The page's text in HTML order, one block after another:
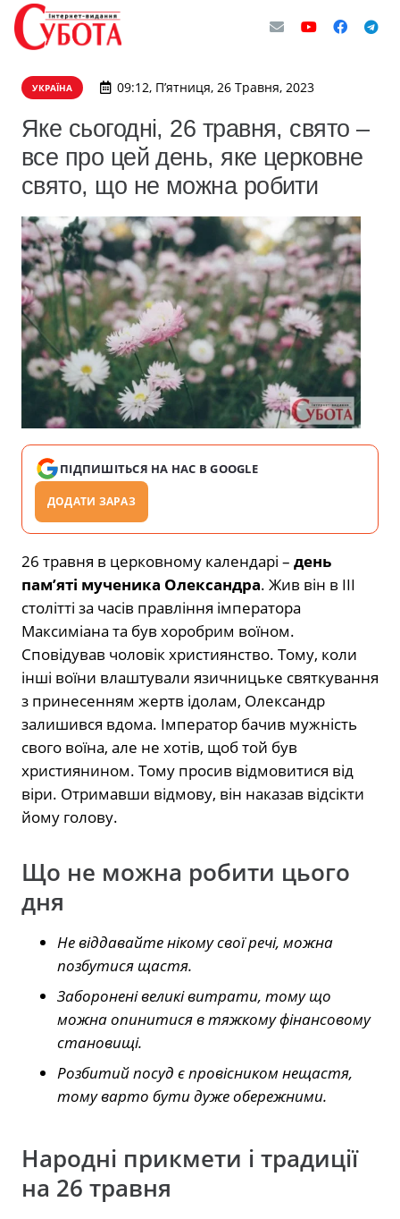
УКРАЇНА 09:12, П’ятниця, 26 Травня, 2023
Яке сьогодні, 26 травня, свято –
все про цей день, яке церковне
свято, що не можна робити
ПІДПИШІТЬСЯ НА НАС В GOOGLE
ДОДАТИ ЗАРАЗ
26 травня в церковному календарі – день
пам’яті мученика Олександра. Жив він в III
столітті за часів правління імператора
Максиміана та був хоробрим воїном.
Сповідував чоловік християнство. Тому, коли
інші воїни влаштували язичницьке святкування
з принесенням жертв ідолам, Олександр
залишився вдома. Імператор бачив мужність
свого воїна, але не хотів, щоб той був
християнином. Тому просив відмовитися від
віри. Отримавши відмову, він наказав відсікти
йому голову.
Що не можна робити цього
дня
Не віддавайте нікому свої речі, можна
позбутися щастя.
Заборонені великі витрати, тому що
можна опинитися в тяжкому фінансовому
становищі.
Розбитий посуд є провісником нещастя,
тому варто бути дуже обережними.
Народні прикмети і традиції
на 26 травня